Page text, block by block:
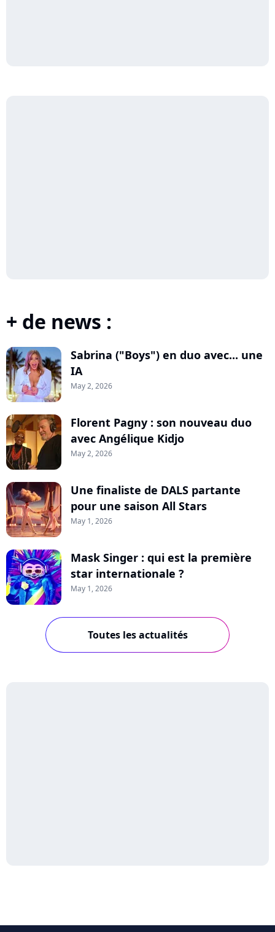
+ de news :
Sabrina ("Boys") en duo avec... une
IA
May 2, 2026
Florent Pagny : son nouveau duo
avec Angélique Kidjo
May 2, 2026
Une finaliste de DALS partante
pour une saison All Stars
May 1, 2026
Mask Singer : qui est la première
star internationale ?
May 1, 2026
Toutes les actualités